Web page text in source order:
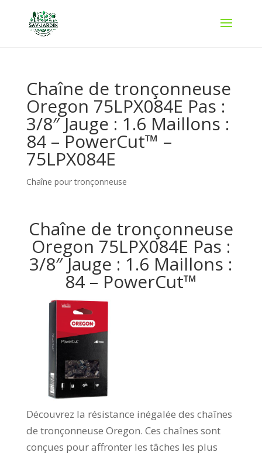
Chaîne de tronçonneuse
Oregon 75LPX084E Pas :
3/8″ Jauge : 1.6 Maillons :
84 – PowerCut™ –
75LPX084E
Chaîne pour tronçonneuse
Chaîne de tronçonneuse
Oregon 75LPX084E Pas :
3/8″ Jauge : 1.6 Maillons :
84 – PowerCut™
Découvrez la résistance inégalée des chaînes
de tronçonneuse Oregon. Ces chaînes sont
conçues pour affronter les tâches les plus